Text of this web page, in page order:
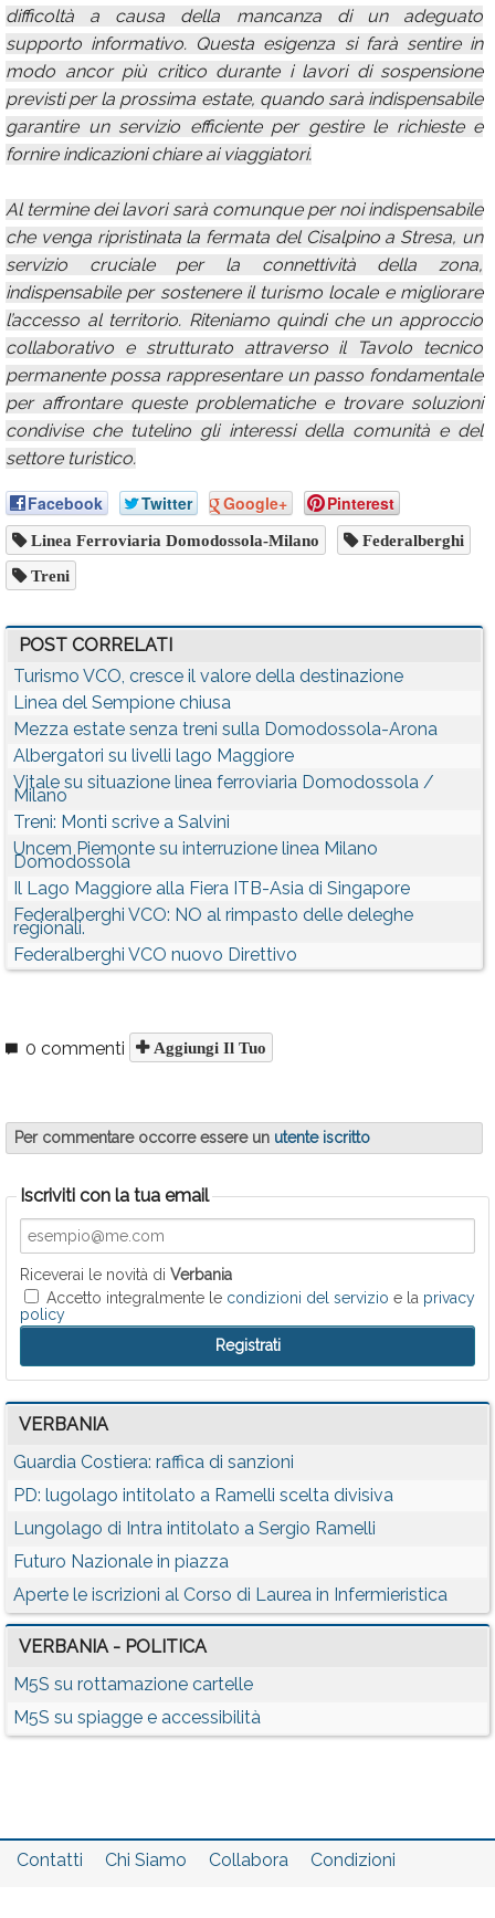
difficoltà a causa della mancanza di un adeguato
supporto informativo. Questa esigenza si farà sentire in
modo ancor più critico durante i lavori di sospensione
previsti per la prossima estate, quando sarà indispensabile
garantire un servizio efficiente per gestire le richieste e
fornire indicazioni chiare ai viaggiatori.
Al termine dei lavori sarà comunque per noi indispensabile
che venga ripristinata la fermata del Cisalpino a Stresa, un
servizio cruciale per la connettività della zona,
indispensabile per sostenere il turismo locale e migliorare
l’accesso al territorio. Riteniamo quindi che un approccio
collaborativo e strutturato attraverso il Tavolo tecnico
permanente possa rappresentare un passo fondamentale
per affrontare queste problematiche e trovare soluzioni
condivise che tutelino gli interessi della comunità e del
settore turistico.
Facebook Twitter Google+ Pinterest
Linea Ferroviaria Domodossola-Milano Federalberghi
Treni
POST CORRELATI
Turismo VCO, cresce il valore della destinazione
Linea del Sempione chiusa
Mezza estate senza treni sulla Domodossola-Arona
Albergatori su livelli lago Maggiore
Vitale su situazione linea ferroviaria Domodossola /
Milano
Treni: Monti scrive a Salvini
Uncem Piemonte su interruzione linea Milano
Domodossola
Il Lago Maggiore alla Fiera ITB-Asia di Singapore
Federalberghi VCO: NO al rimpasto delle deleghe
regionali.
Federalberghi VCO nuovo Direttivo
0 commenti Aggiungi Il Tuo
Per commentare occorre essere un utente iscritto
Iscriviti con la tua email
Riceverai le novità di Verbania
Accetto integralmente le condizioni del servizio e la privacy
policy
VERBANIA
Guardia Costiera: raffica di sanzioni
PD: lugolago intitolato a Ramelli scelta divisiva
Lungolago di Intra intitolato a Sergio Ramelli
Futuro Nazionale in piazza
Aperte le iscrizioni al Corso di Laurea in Infermieristica
VERBANIA - POLITICA
M5S su rottamazione cartelle
M5S su spiagge e accessibilità
Contatti Chi Siamo Collabora
Condizioni